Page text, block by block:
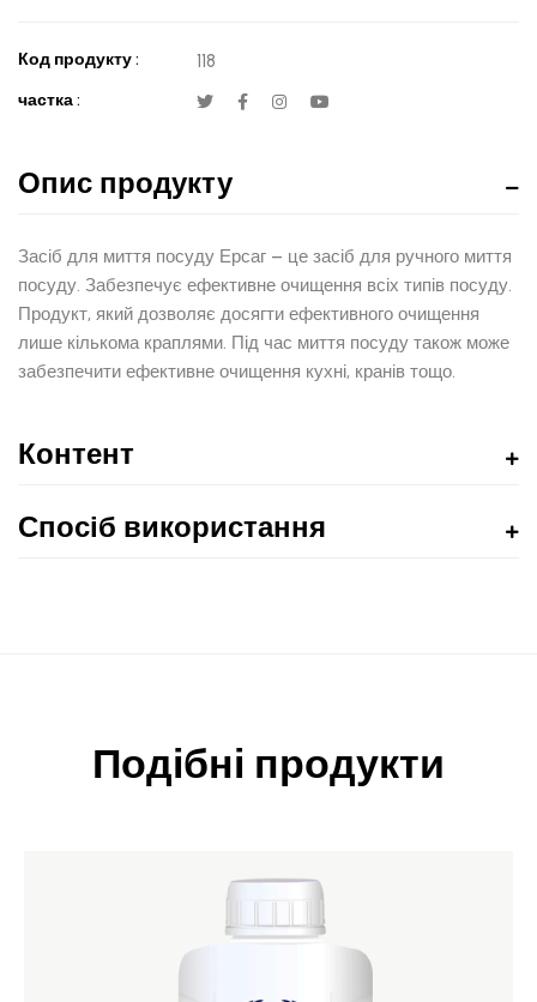
Код продукту : 118
частка :
Опис продукту
Засіб для миття посуду Ерсаг – це засіб для ручного миття
посуду. Забезпечує ефективне очищення всіх типів посуду.
Продукт, який дозволяє досягти ефективного очищення
лише кількома краплями. Під час миття посуду також може
забезпечити ефективне очищення кухні, кранів тощо.
Контент
Спосіб використання
Подібні продукти